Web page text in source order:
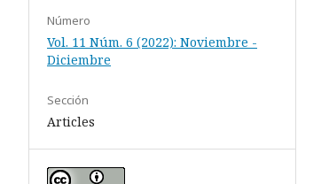
Número
Vol. 11 Núm. 6 (2022): Noviembre -
Diciembre
Sección
Articles